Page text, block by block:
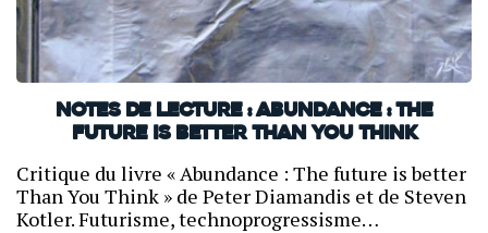
Notes de lecture : Abundance : the
Future is better Than You Think
Critique du livre « Abundance : The future is better
Than You Think » de Peter Diamandis et de Steven
Kotler. Futurisme, technoprogressisme…